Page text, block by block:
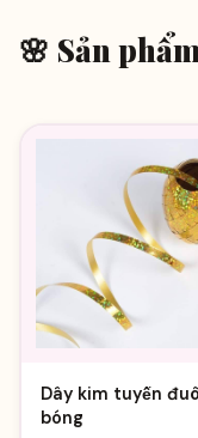
🌸 Sản
Dây kim tuyến
bóng